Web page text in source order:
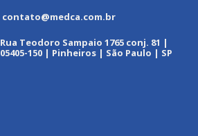
contato@medca.com.br
Rua Teodoro Sampaio 1765 conj. 81 |
05405-150 | Pinheiros | São Paulo | SP